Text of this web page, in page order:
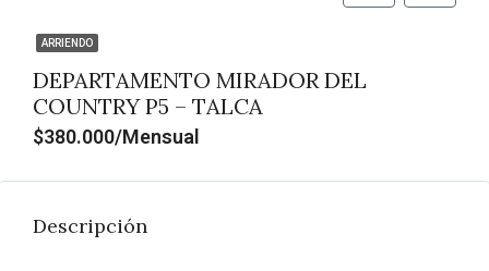
ARRIENDO
DEPARTAMENTO MIRADOR DEL
COUNTRY P5 – TALCA
$380.000/Mensual
Descripción